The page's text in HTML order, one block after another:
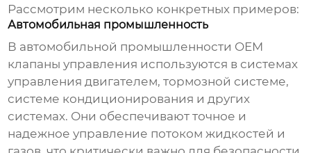
Рассмотрим несколько конкретных примеров:
Автомобильная промышленность
В автомобильной промышленности OEM
клапаны управления используются в системах
управления двигателем, тормозной системе,
системе кондиционирования и других
системах. Они обеспечивают точное и
надежное управление потоком жидкостей и